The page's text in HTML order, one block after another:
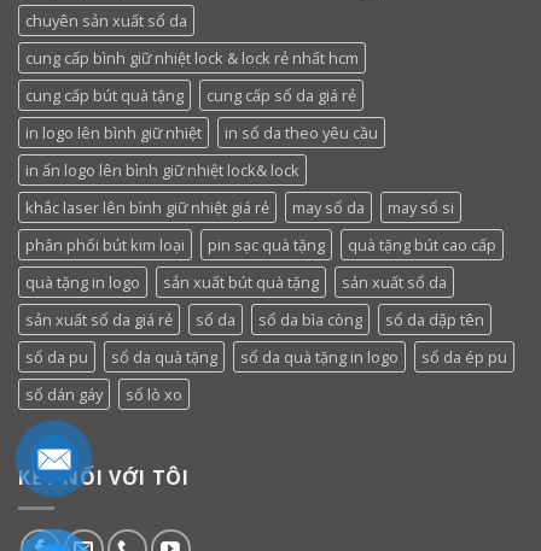
chuyên sản xuất sổ da
cung cấp bình giữ nhiệt lock & lock rẻ nhất hcm
cung cấp bút quà tặng
cung cấp sổ da giá rẻ
in logo lên bình giữ nhiệt
in sổ da theo yêu cầu
in ấn logo lên bình giữ nhiệt lock& lock
khắc laser lên bình giữ nhiệt giá rẻ
may sổ da
may sổ si
phân phối bút kim loại
pin sạc quà tặng
quà tặng bút cao cấp
quà tặng in logo
sản xuất bút quà tặng
sản xuất sổ da
sản xuất sổ da giá rẻ
sổ da sổ da bìa còng
sổ da dập tên
sổ da pu
sổ da quà tặng sổ da quà tặng in logo
sổ da ép pu
sổ dán gáy
sổ lò xo
KẾT NỐI VỚI TÔI